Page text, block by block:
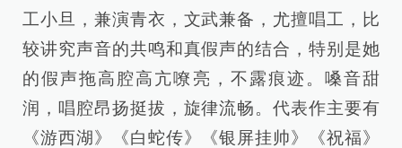
工小旦，兼演青衣，文武兼备，尤擅唱工，比
较讲究声音的共鸣和真假声的结合，特别是她
的假声拖高腔高亢嘹亮，不露痕迹。嗓音甜
润，唱腔昂扬挺拔，旋律流畅。代表作主要有
《游西湖》《白蛇传》《银屏挂帅》《祝福》